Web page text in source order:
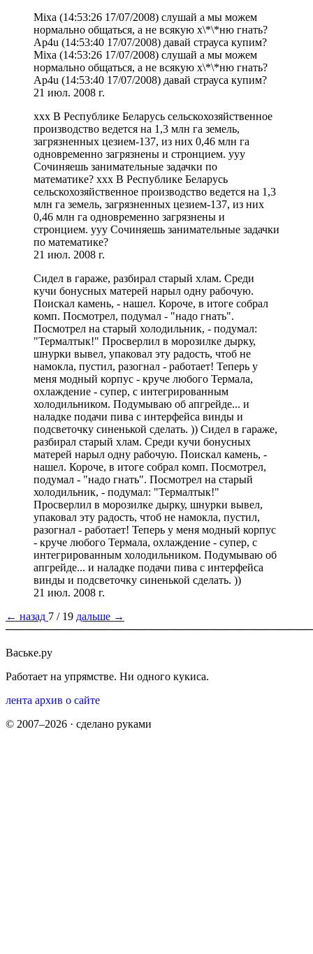
Mixa (14:53:26 17/07/2008) слушай а мы можем
нормально общаться, а не всякую х\*\*ню гнать?
Ap4u (14:53:40 17/07/2008) давай страуса купим?
Mixa (14:53:26 17/07/2008) слушай а мы можем
нормально общаться, а не всякую х\*\*ню гнать?
Ap4u (14:53:40 17/07/2008) давай страуса купим?
21 июл. 2008 г.
xxx В Республике Беларусь сельскохозяйственное
производство ведется на 1,3 млн га земель,
загрязненных цезием-137, из них 0,46 млн га
одновременно загрязнены и стронцием. yyy
Сочиняешь занимательные задачки по
математике? xxx В Республике Беларусь
сельскохозяйственное производство ведется на 1,3
млн га земель, загрязненных цезием-137, из них
0,46 млн га одновременно загрязнены и
стронцием. yyy Сочиняешь занимательные задачки
по математике?
21 июл. 2008 г.
Сидел в гараже, разбирал старый хлам. Среди
кучи бонусных матерей нарыл одну рабочую.
Поискал камень, - нашел. Короче, в итоге собрал
комп. Посмотрел, подумал - "надо гнать".
Посмотрел на старый холодильник, - подумал:
"Термалтык!" Просверлил в морозилке дырку,
шнурки вывел, упаковал эту радость, чтоб не
намокла, пустил, разогнал - работает! Теперь у
меня модный корпус - круче любого Термала,
охлаждение - супер, с интегрированным
холодильником. Подумываю об апгрейде... и
наладке подачи пива с интерфейса винды и
подсветочку синенькой сделать. )) Сидел в гараже,
разбирал старый хлам. Среди кучи бонусных
матерей нарыл одну рабочую. Поискал камень, -
нашел. Короче, в итоге собрал комп. Посмотрел,
подумал - "надо гнать". Посмотрел на старый
холодильник, - подумал: "Термалтык!"
Просверлил в морозилке дырку, шнурки вывел,
упаковал эту радость, чтоб не намокла, пустил,
разогнал - работает! Теперь у меня модный корпус
- круче любого Термала, охлаждение - супер, с
интегрированным холодильником. Подумываю об
апгрейде... и наладке подачи пива с интерфейса
винды и подсветочку синенькой сделать. ))
21 июл. 2008 г.
← назад 7 / 19 дальше →
Ваське.ру
Работает на упрямстве. Ни одного кукиса.
лента архив о сайте
© 2007–2026 · сделано руками